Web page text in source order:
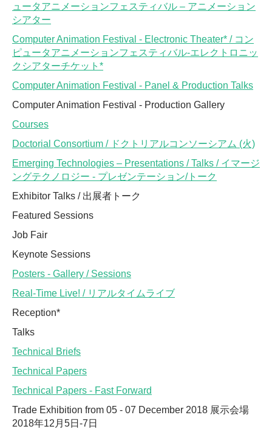
ュータアニメーションフェスティバル – アニメーション
シアター
Computer Animation Festival - Electronic Theater* / コン
ピュータアニメーションフェスティバル-エレクトロニッ
クシアターチケット*
Computer Animation Festival - Panel & Production Talks
Computer Animation Festival - Production Gallery
Courses
Doctorial Consortium / ドクトリアルコンソーシアム (火)
Emerging Technologies – Presentations / Talks / イマージ
ングテクノロジー - プレゼンテーション/トーク
Exhibitor Talks / 出展者トーク
Featured Sessions
Job Fair
Keynote Sessions
Posters - Gallery / Sessions
Real-Time Live! / リアルタイムライブ
Reception*
Talks
Technical Briefs
Technical Papers
Technical Papers - Fast Forward
Trade Exhibition from 05 - 07 December 2018 展示会場
2018年12月5日-7日